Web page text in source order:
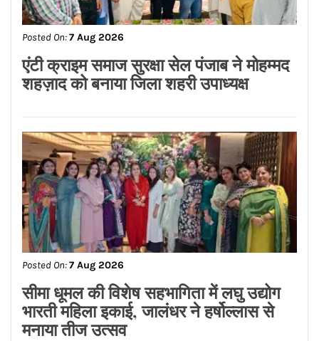
Posted On:7 Aug 2026
एंटी क्राइम समाज सुरक्षा सेल पंजाब ने मोहम्मद
शहज़ाद को बनाया जिला शहरी उपाध्यक्ष
Posted On:7 Aug 2026
सीमा धूमल की विशेष सहभागिता में लघु उद्योग
भारती महिला इकाई, जालंधर ने हर्षोल्लास से
मनाया तीज उत्सव